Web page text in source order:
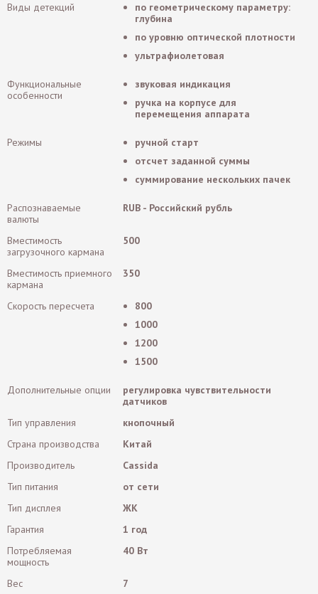
Виды детекций
по геометрическому параметру:
глубина
по уровню оптической плотности
ультрафиолетовая
Функциональные
особенности
звуковая индикация
ручка на корпусе для
перемещения аппарата
Режимы
ручной старт
отсчет заданной суммы
суммирование нескольких пачек
Распознаваемые
валюты
RUB - Российский рубль
Вместимость
загрузочного кармана
500
Вместимость приемного
кармана
350
Скорость пересчета
800
1000
1200
1500
Дополнительные опции
регулировка чувствительности
датчиков
Тип управления
кнопочный
Страна производства
Китай
Производитель
Cassida
Тип питания
от сети
Тип дисплея
ЖК
Гарантия
1 год
Потребляемая
мощность
40 Вт
Вес 7